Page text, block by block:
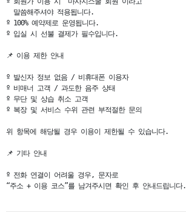
º 100% 예약제로 운영됩니다.
º 입실 시 선불 결제가 필수입니다.
📌 이용 제한 안내
º 발신자 정보 없음 / 비휴대폰 이용자
º 비매너 고객 / 과도한 음주 상태
º 무단 및 상습 취소 고객
º 복장 및 서비스 수위 관련 부적절한 문의
위 항목에 해당될 경우 이용이 제한될 수 있습니다.
📌 기타 안내
º 전화 연결이 어려울 경우, 문자로
“주소 + 이용 코스”를 남겨주시면 확인 후 안내드립니다.